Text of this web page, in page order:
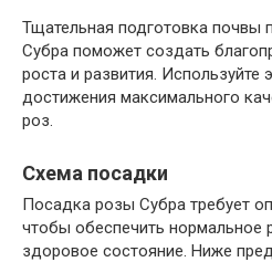
Тщательная подготовка почвы
Субра поможет создать
роста и развития. Используйте
достижения максимального
роз.
Схема посадки
Посадка розы Субра требует
чтобы обеспечить нормальное
здоровое состояние. Ниже